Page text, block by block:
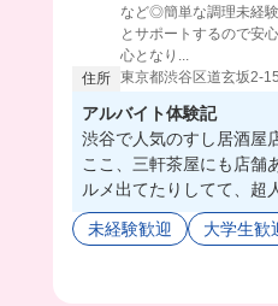
など◎簡単な調理未経
とサポートするので安
心となり...
住所 東京都渋谷区道玄坂2-
アルバイト体験記
渋谷で人気のすし居酒屋
ここ、三軒茶屋にも店舗
ルメ出てたりしてて、超
バイトは学生が多いから
かりで、毎日めちゃくち
まかないは超格安で豪華
未経験歓迎 大学生歓